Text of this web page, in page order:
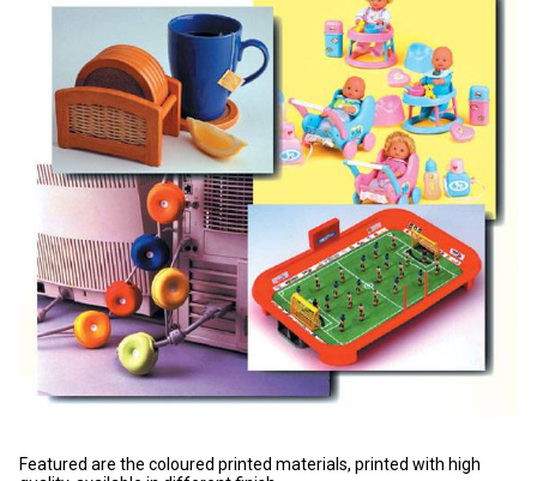
Featured are the coloured printed materials, printed with high